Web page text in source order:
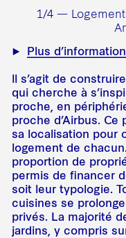
1/4 —
Plus
ll s’agit de
qui cherche à
proche, en
proche d’Airbus.
sa localisation pour
logement de
proportion de
permis de financer
soit leur typologie.
cuisines se
privés. La majorité
jardins, y compris